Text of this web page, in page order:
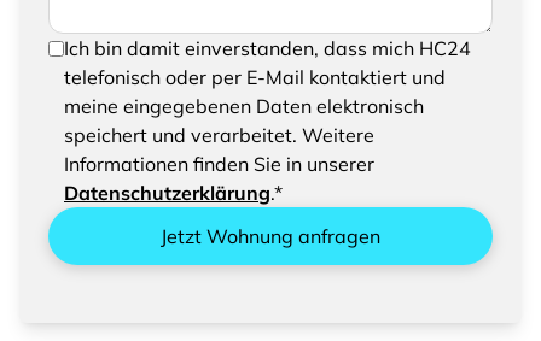
Um Ihre Anfrage senden zu können, bestätigen
Sie bitte das Speichern und Verarbeiten Ihrer
eingegebenen Daten
Ich bin damit einverstanden, dass mich HC24
telefonisch oder per E-Mail kontaktiert und
meine eingegebenen Daten elektronisch
speichert und verarbeitet. Weitere
Informationen finden Sie in unserer
Datenschutzerklärung.*
Jetzt Wohnung anfragen